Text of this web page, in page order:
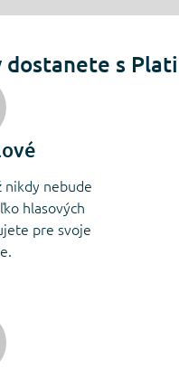
dostanete s
nebude
hlasových
pre svoje